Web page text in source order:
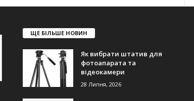
ЩЕ БІЛЬШЕ НОВИН
Як вибрати штатив для
фотоапарата та
відеокамери
28 Липня, 2026